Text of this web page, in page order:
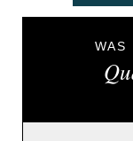
WAS